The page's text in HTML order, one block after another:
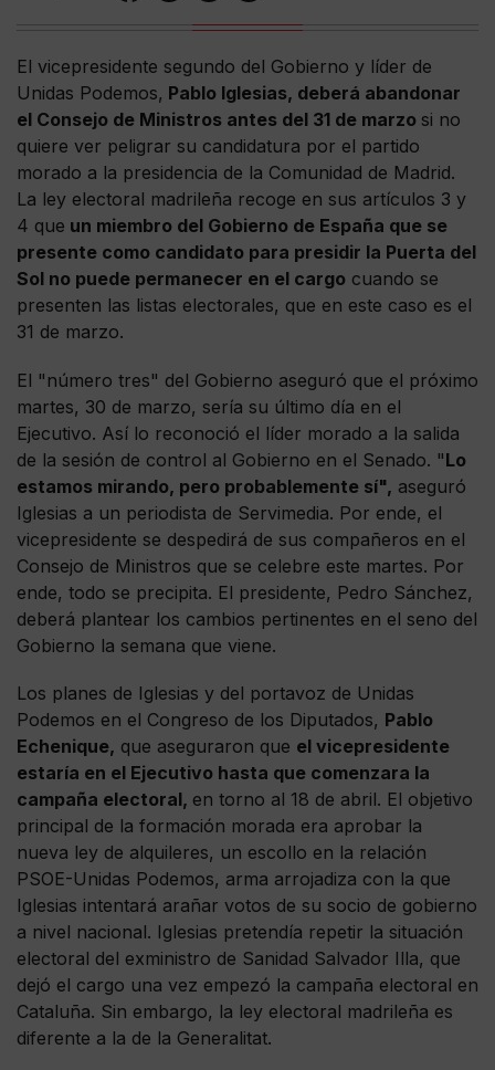
El vicepresidente segundo del Gobierno y líder de
Unidas Podemos, Pablo Iglesias, deberá abandonar
el Consejo de Ministros antes del 31 de marzo si no
quiere ver peligrar su candidatura por el partido
morado a la presidencia de la Comunidad de Madrid.
La ley electoral madrileña recoge en sus artículos 3 y
4 que un miembro del Gobierno de España que se
presente como candidato para presidir la Puerta del
Sol no puede permanecer en el cargo cuando se
presenten las listas electorales, que en este caso es el
31 de marzo.
El "número tres" del Gobierno aseguró que el próximo
martes, 30 de marzo, sería su último día en el
Ejecutivo. Así lo reconoció el líder morado a la salida
de la sesión de control al Gobierno en el Senado. "Lo
estamos mirando, pero probablemente sí", aseguró
Iglesias a un periodista de Servimedia. Por ende, el
vicepresidente se despedirá de sus compañeros en el
Consejo de Ministros que se celebre este martes. Por
ende, todo se precipita. El presidente, Pedro Sánchez,
deberá plantear los cambios pertinentes en el seno del
Gobierno la semana que viene.
Los planes de Iglesias y del portavoz de Unidas
Podemos en el Congreso de los Diputados, Pablo
Echenique, que aseguraron que el vicepresidente
estaría en el Ejecutivo hasta que comenzara la
campaña electoral, en torno al 18 de abril. El objetivo
principal de la formación morada era aprobar la
nueva ley de alquileres, un escollo en la relación
PSOE-Unidas Podemos, arma arrojadiza con la que
Iglesias intentará arañar votos de su socio de gobierno
a nivel nacional. Iglesias pretendía repetir la situación
electoral del exministro de Sanidad Salvador Illa, que
dejó el cargo una vez empezó la campaña electoral en
Cataluña. Sin embargo, la ley electoral madrileña es
diferente a la de la Generalitat.